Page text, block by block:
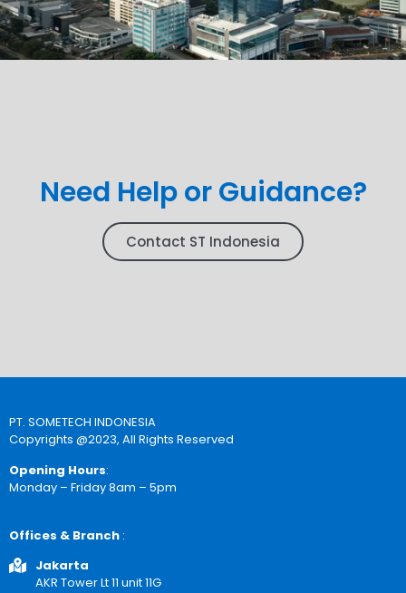
Need Help or Guidance?
Contact ST Indonesia
PT. SOMETECH INDONESIA
Copyrights @2023, All Rights Reserved
Opening Hours:
Monday – Friday 8am – 5pm
Offices & Branch :
Jakarta
AKR Tower Lt 11 unit 11G